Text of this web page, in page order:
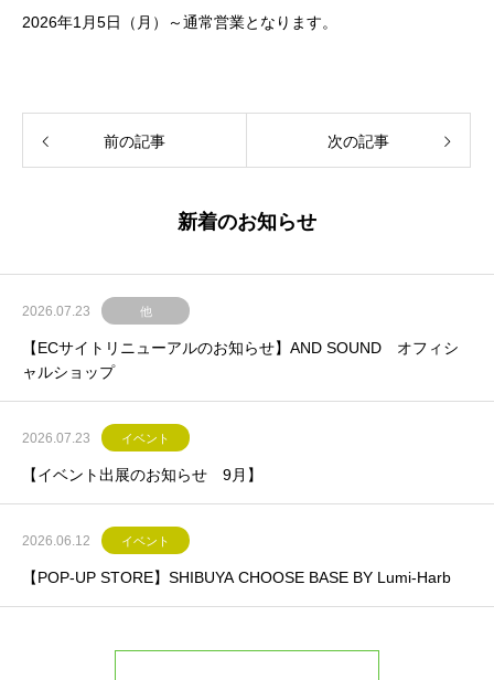
2026年1月5日（月）～通常営業となります。
前の記事 次の記事
新着のお知らせ
2026.07.23 他
【ECサイトリニューアルのお知らせ】AND SOUND オフィシ
ャルショップ
2026.07.23 イベント
【イベント出展のお知らせ 9月】
2026.06.12 イベント
【POP-UP STORE】SHIBUYA CHOOSE BASE BY Lumi-Harb